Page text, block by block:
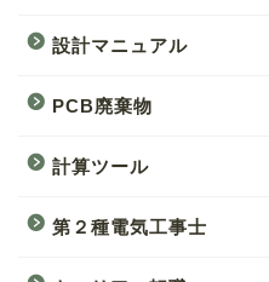
設計マニュアル
PCB廃棄物
計算ツール
第２種電気工事士